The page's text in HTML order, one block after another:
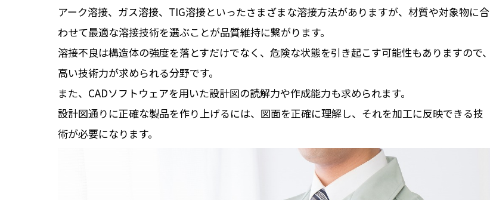
アーク溶接、ガス溶接、TIG溶接といったさまざまな溶接方法がありますが、材質や対象物に合
わせて最適な溶接技術を選ぶことが品質維持に繋がります。
溶接不良は構造体の強度を落とすだけでなく、危険な状態を引き起こす可能性もありますので、
高い技術力が求められる分野です。
また、CADソフトウェアを用いた設計図の読解力や作成能力も求められます。
設計図通りに正確な製品を作り上げるには、図面を正確に理解し、それを加工に反映できる技
術が必要になります。